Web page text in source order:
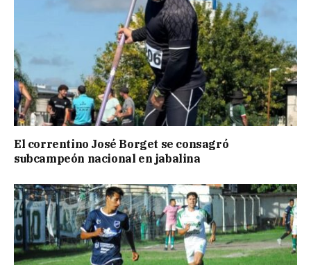
El correntino José Borget se consagró
subcampeón nacional en jabalina